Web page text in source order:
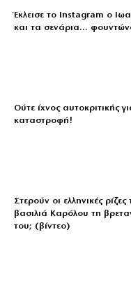
Έκλεισε το Instagram ο
και τα σενάρια…
Ούτε ίχνος αυτοκριτικής
καταστροφή!
Στερούν οι ελληνικές ρίζες
βασιλιά Καρόλου τη
του; (βίντεο)